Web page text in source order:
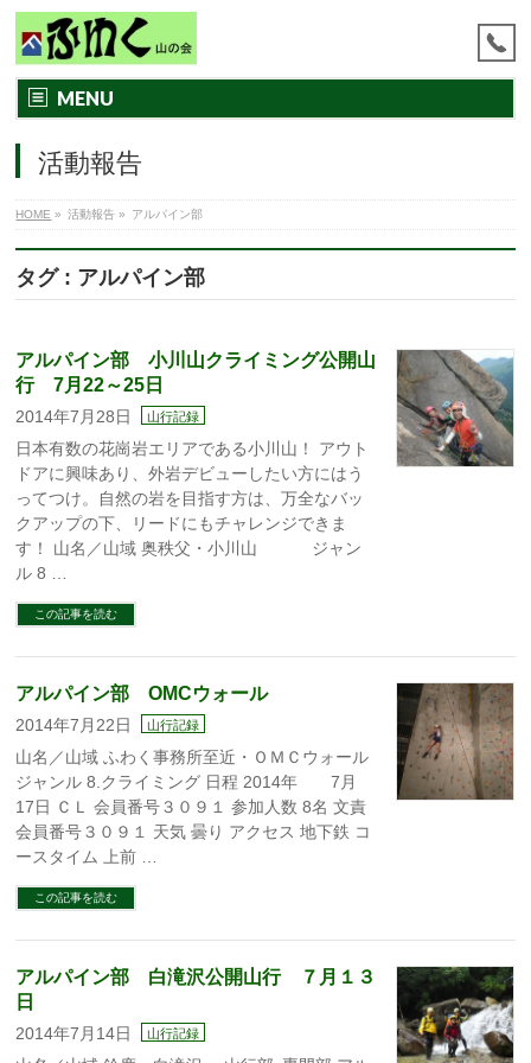
MENU
活動報告
HOME » 活動報告 » アルパイン部
タグ : アルパイン部
アルパイン部 小川山クライミング公開山
行 7月22～25日
2014年7月28日 山行記録
日本有数の花崗岩エリアである小川山！ アウト
ドアに興味あり、外岩デビューしたい方にはう
ってつけ。自然の岩を目指す方は、万全なバッ
クアップの下、リードにもチャレンジできま
す！ 山名／山域 奥秩父・小川山 ジャン
ル 8 …
この記事を読む
アルパイン部 OMCウォール
2014年7月22日 山行記録
山名／山域 ふわく事務所至近・ＯＭＣウォール
ジャンル 8.クライミング 日程 2014年 7月
17日 ＣＬ 会員番号３０９１ 参加人数 8名 文責
会員番号３０９１ 天気 曇り アクセス 地下鉄 コ
ースタイム 上前 …
この記事を読む
アルパイン部 白滝沢公開山行 ７月１３
日
2014年7月14日 山行記録